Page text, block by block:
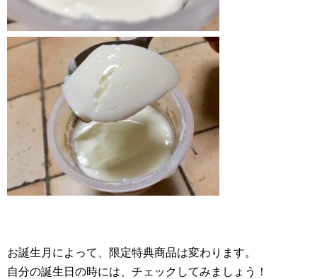
お誕生月によって、限定特典商品は変わります。
自分の誕生日の時には、チェックしてみましょう！